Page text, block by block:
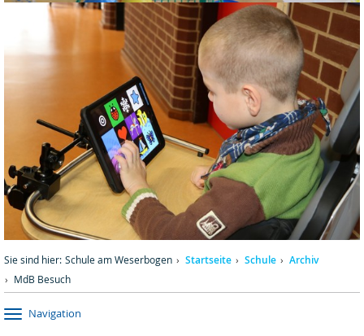
Sie sind hier: Schule am Weserbogen Startseite Schule Archiv
MdB Besuch
Navigation